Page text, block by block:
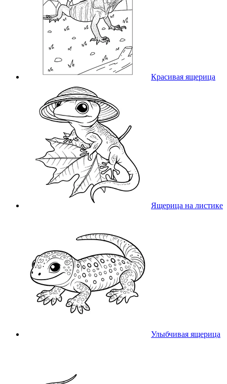
Красивая ящерица
Ящерица на листике
Улыбчивая ящерица